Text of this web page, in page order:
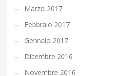
Marzo 2017
Febbraio 2017
Gennaio 2017
Dicembre 2016
Novembre 2016